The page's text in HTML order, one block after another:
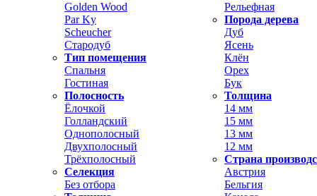
Golden Wood
Par Ky
Scheucher
Стародуб
Тип помещения
Спальня
Гостиная
Полосность
Ёлочкой
Голландский
Однополосный
Двухполосный
Трёхполосный
Селекция
Без отбора
Рельефная
Порода дерева
Дуб
Ясень
Клён
Орех
Бук
Толщина
14 мм
15 мм
13 мм
12 мм
Страна
Австрия
Бельгия